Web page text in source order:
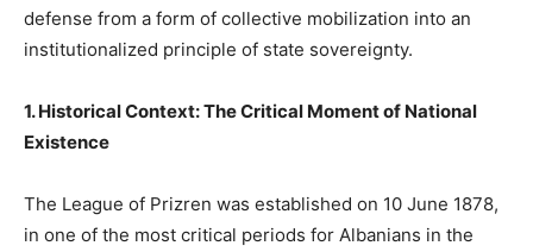
defense from a form of collective mobilization into an
institutionalized principle of state sovereignty.
1. Historical Context: The Critical Moment of National
Existence
The League of Prizren was established on 10 June 1878,
in one of the most critical periods for Albanians in the